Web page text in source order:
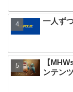
一人ず
【
ンテン